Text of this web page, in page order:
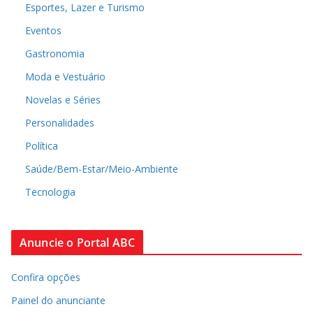
Esportes, Lazer e Turismo
Eventos
Gastronomia
Moda e Vestuário
Novelas e Séries
Personalidades
Política
Saúde/Bem-Estar/Meio-Ambiente
Tecnologia
Anuncie o Portal ABC
Confira opções
Painel do anunciante